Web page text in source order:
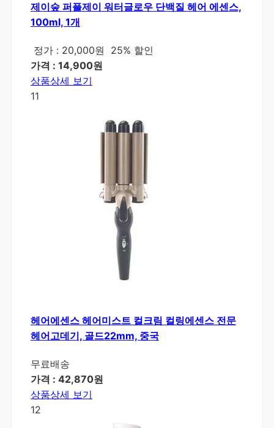
제이숲 퍼플제이 워터글로우 단백질 헤어 에센스,
100ml, 1개
정가 : 20,000원
25% 할인
가격 : 14,900원
상품상세 보기
11
헤어에센스 헤어미스트 컬크림 컬링에센스 전문
헤어고데기, 골드22mm, 중국
무료배송
가격 : 42,870원
상품상세 보기
12